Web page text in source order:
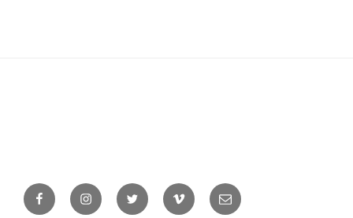
FacebookInstagramTwitter Vimeo Newsletter